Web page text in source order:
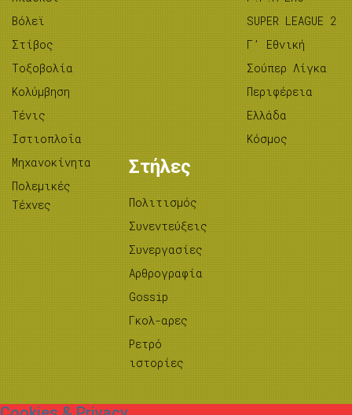
Βόλεϊ
Στίβος
Tοξοβολία
Κολύμβηση
Τένις
Ιστιοπλοΐα
Μηχανοκίνητα
Πολεμικές
Τέχνες
SUPER LEAGUE 2
Γ’ Εθνική
Σούπερ Λίγκα
Περιφέρεια
Ελλάδα
Κόσμος
Στήλες
Πολιτισμός
Συνεντεύξεις
Συνεργασίες
Αρθρογραφία
Gossip
Γκολ-αρες
Ρετρό
ιστορίες